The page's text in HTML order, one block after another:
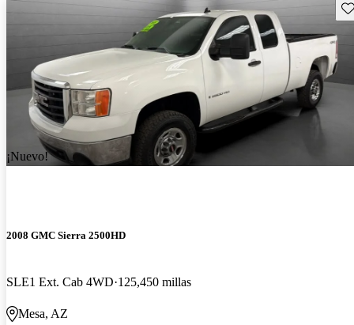
¡Nuevo!
2008 GMC Sierra 2500HD
SLE1 Ext. Cab 4WD 125,450 millas
Mesa, AZ